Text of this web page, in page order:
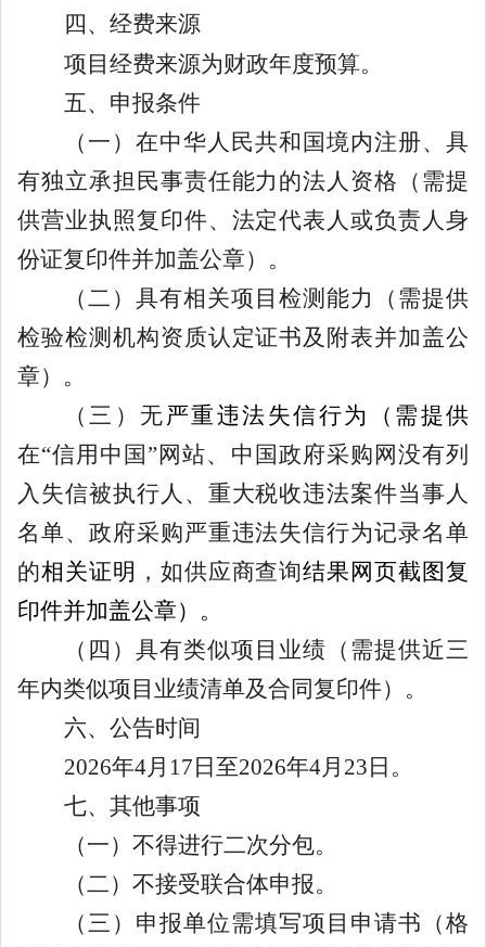
四、经费来源
项目经费来源为财政年度预算。
五、申报条件
（一）在中华人民共和国境内注册、具
有独立承担民事责任能力的法人资格（需提
供营业执照复印件、法定代表人或负责人身
份证复印件并加盖公章）。
（二）具有相关项目检测能力（需提供
检验检测机构资质认定证书及附表并加盖公
章）。
（三）无 严重违法失信行为 （需提供
在“信用中国”网站、中国政府采购网没有列
入失信被执行人、重大税收违法案件当事人
名单、政府采购严重违法失信行为记录名单
的相关证明 ，如供应商查询结果网页截图复
印件并加盖公章）。
（四）具有类似项目业绩（需提供近三
年内类似项目业绩清单及合同复印件）。
六、公告时间
2026年4月 17 日至2026年4月 23 日。
七、其他事项
（一）不得进行二次分包。
（二）不接受联合体申报。
（三） 申报单位需填写项目申请书（格